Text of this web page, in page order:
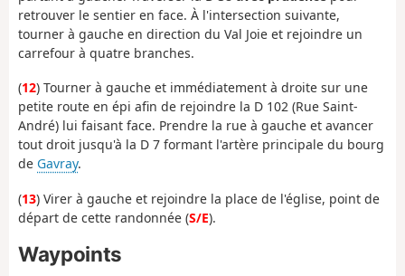
retrouver le sentier en face. À l'intersection suivante,
tourner à gauche en direction du Val Joie et rejoindre un
carrefour à quatre branches.
(12) Tourner à gauche et immédiatement à droite sur une
petite route en épi afin de rejoindre la D 102 (Rue Saint-
André) lui faisant face. Prendre la rue à gauche et avancer
tout droit jusqu'à la D 7 formant l'artère principale du bourg
de Gavray.
(13) Virer à gauche et rejoindre la place de l'église, point de
départ de cette randonnée (S/E).
Waypoints